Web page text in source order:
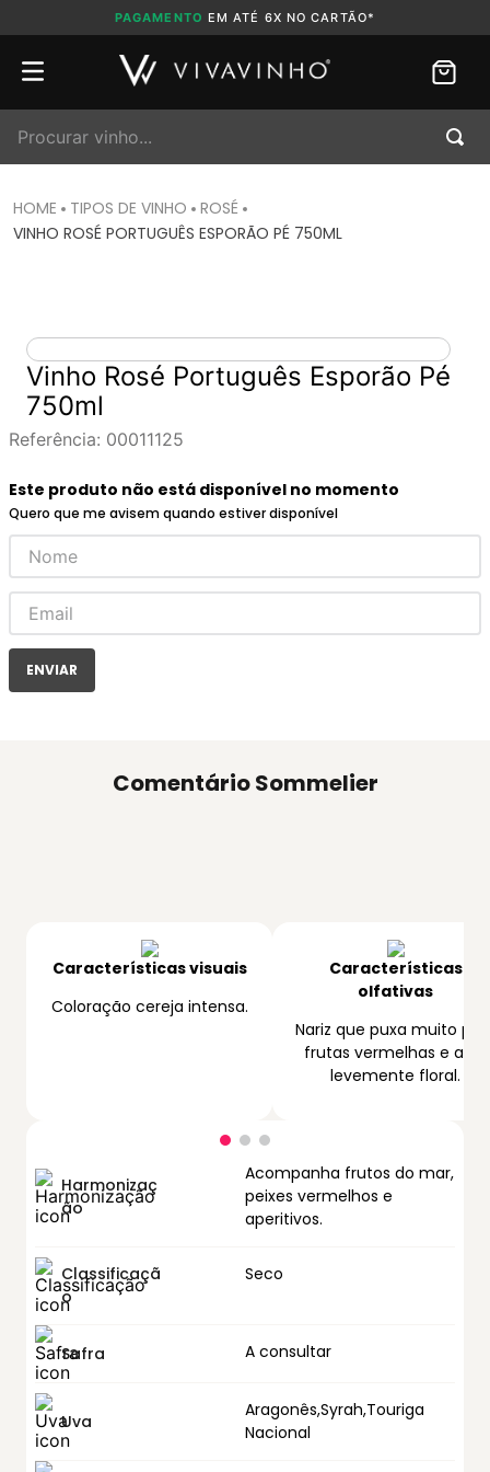
PAGAMENTO EM ATÉ 6X NO CARTÃO*
TIPOS DE VINHO
ROSÉ
VINHO ROSÉ PORTUGUÊS ESPORÃO PÉ 750ML
Vinho Rosé Português Esporão Pé
750ml
Referência: 00011125
Este produto não está disponível no momento
Quero que me avisem quando estiver disponível
ENVIAR
Harmonizaç
ão
Acompanha frutos do mar,
peixes vermelhos e
aperitivos.
Classificaçã
o
Seco
Safra A consultar
Uva
Aragonês,Syrah,Touriga
Nacional
Comentário Sommelier
Características visuais
Coloração cereja intensa.
Características
olfativas
Nariz que puxa muito
frutas vermelhas e algo
levemente floral.